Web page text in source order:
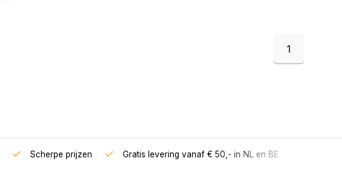
1
Scherpe prijzen Gratis levering vanaf € 50,- in NL en BE